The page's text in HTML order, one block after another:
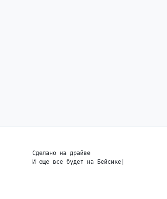
Сделано на драйве
И еще все будет на Бейсике